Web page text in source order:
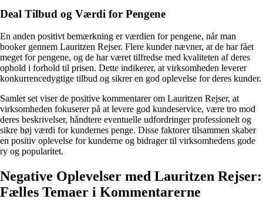
Deal Tilbud og Værdi for Pengene
En anden positivt bemærkning er værdien for pengene, når man
booker gennem Lauritzen Rejser. Flere kunder nævner, at de har fået
meget for pengene, og de har været tilfredse med kvaliteten af deres
ophold i forhold til prisen. Dette indikerer, at virksomheden leverer
konkurrencedygtige tilbud og sikrer en god oplevelse for deres kunder.
Samlet set viser de positive kommentarer om Lauritzen Rejser, at
virksomheden fokuserer på at levere god kundeservice, være tro mod
deres beskrivelser, håndtere eventuelle udfordringer professionelt og
sikre høj værdi for kundernes penge. Disse faktorer tilsammen skaber
en positiv oplevelse for kunderne og bidrager til virksomhedens gode
ry og popularitet.
Negative Oplevelser med Lauritzen Rejser:
Fælles Temaer i Kommentarerne